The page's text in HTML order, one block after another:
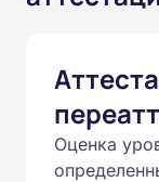
Оценка